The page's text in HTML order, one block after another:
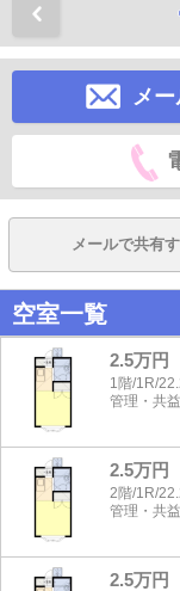
メ
メールで共有
空室一覧
2.5万円
1階/1R/
管理・共
2.5万円
2階/1R/
管理・共
2.5万円